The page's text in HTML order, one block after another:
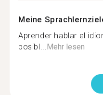
Meine
Aprender hablar el
posibl...Mehr lesen